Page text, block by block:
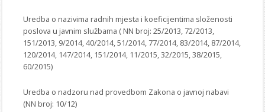
Uredba o nazivima radnih mjesta i koeficijentima složenosti
poslova u javnim službama ( NN broj: 25/2013, 72/2013,
151/2013, 9/2014, 40/2014, 51/2014, 77/2014, 83/2014, 87/2014,
120/2014, 147/2014, 151/2014, 11/2015, 32/2015, 38/2015,
60/2015)
Uredba o nadzoru nad provedbom Zakona o javnoj nabavi
(NN broj: 10/12)